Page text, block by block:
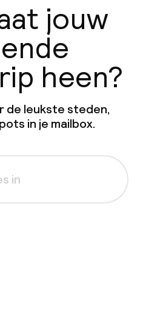
jouw
heen?
de leukste steden,
in je mailbox.